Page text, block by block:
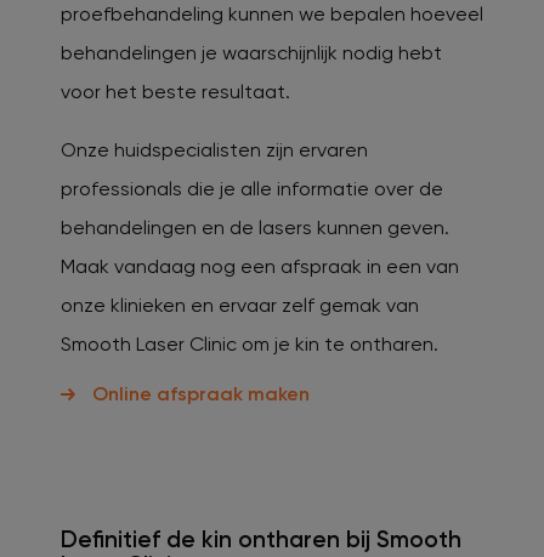
Definitief de kin ontharen bij Smooth
proefbehandeling kunnen we bepalen hoeveel
behandelingen je waarschijnlijk nodig hebt
voor het beste resultaat.
Onze huidspecialisten zijn ervaren
professionals die je alle informatie over de
behandelingen en de lasers kunnen geven.
Maak vandaag nog een afspraak in een van
onze klinieken en ervaar zelf gemak van
Smooth Laser Clinic om je kin te ontharen.
Online afspraak maken